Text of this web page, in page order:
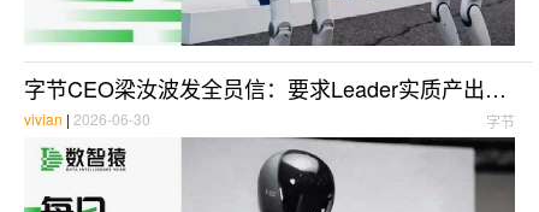
字节CEO梁汝波发全员信：要求Leader实质产出；曝贾扬清已从英伟达离职；SK砸2100万亿韩元造芯建数据中心 | 每日大事件
字节
vivian | 2026-06-30